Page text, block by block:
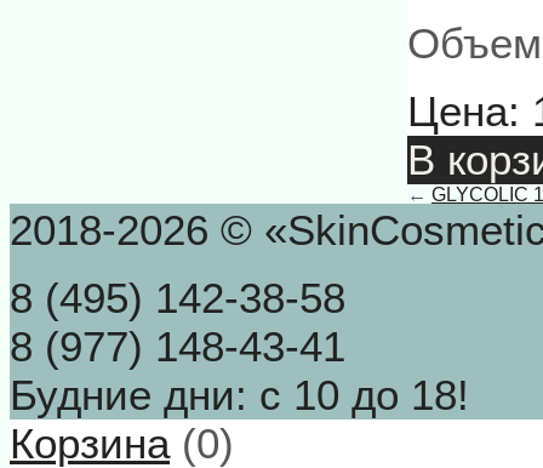
Цена:
В
← GLYCOLIC
2018-2026 ©
8 (495) 142-38-58
8 (977) 148-43-41
Будние дни: с 10 до 18!
Корзина(0)